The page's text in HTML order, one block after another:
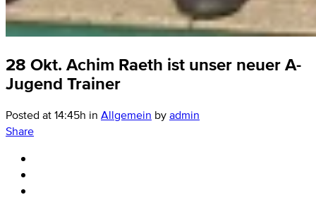
28 Okt. Achim Raeth ist unser neuer A-
Jugend Trainer
Posted at 14:45h in Allgemein byadmin
Share